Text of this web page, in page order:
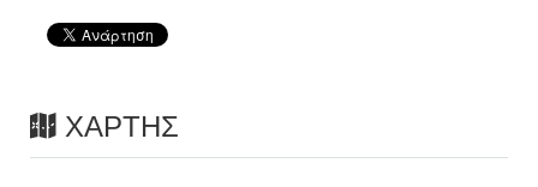
ΧΆΡΤΗΣ